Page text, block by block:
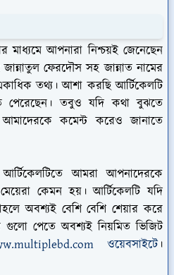
আপনারা নিশ্চয়ই জেনেছেন
ফেরদৌস সহ জান্নাত নামের
তথ্য। আশা করছি আর্টিকেলটি
তবুও যদি কথা বুঝতে
কমেন্ট করেও জানাতে
আমরা আপনাদেরকে
কেমন হয়। আর্টিকেলটি যদি
অবশ্যই বেশি বেশি শেয়ার করে
পেতে অবশ্যই নিয়মিত ভিজিট
ওয়েবসাইটে।